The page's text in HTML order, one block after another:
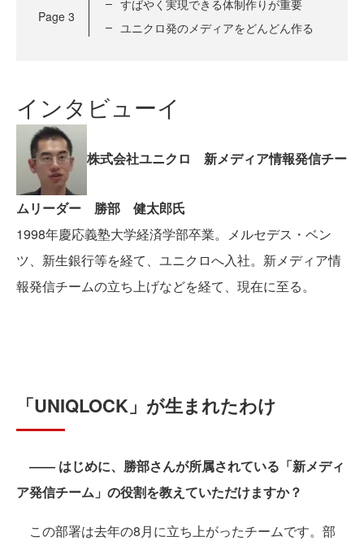
Page 3
すばやく実現できる体制作りが重要
ユニクロ発のメディアをどんどん作る
インタビューイ
株式会社ユニクロ 新メディア情報発信チー
ムリーダー 勝部 健太郎氏
1998年慶応義塾大学経済学部卒業。メルセデス・ベン
ツ、新生銀行等を経て、ユニクロへ入社。新メディア情
報発信チームの立ち上げなどを経て、現在に至る。
「UNIQLOCK」が生まれたわけ
―― はじめに、勝部さんが所属されている「新メディ
ア発信チーム」の役割を教えていただけますか？
この部署は去年の8月に立ち上がったチームです。部